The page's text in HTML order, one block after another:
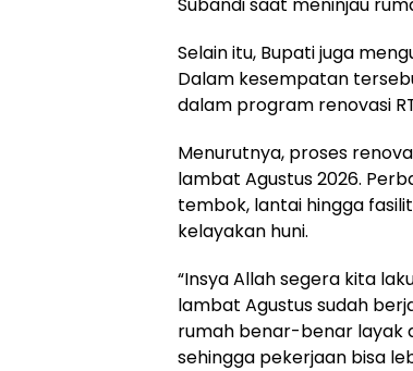
Selain itu, Bupati juga
Dalam kesempatan
dalam program renovasi
Menurutnya, proses
lambat Agustus 2026.
tembok, lantai hingga
kelayakan huni.
“Insya Allah segera kita
lambat Agustus sudah
rumah benar-benar layak
sehingga pekerjaan bisa